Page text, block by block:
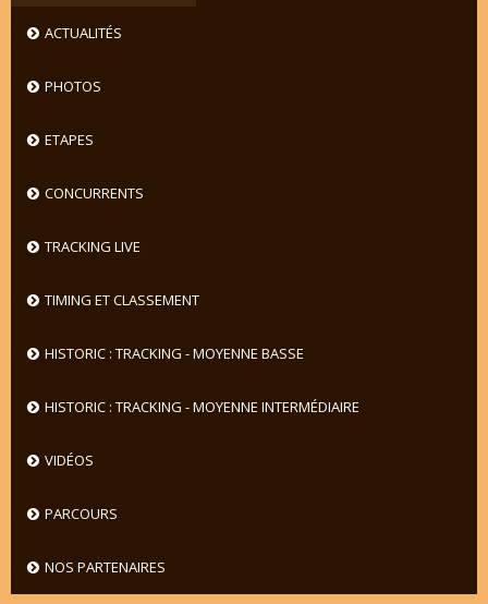
ACTUALITÉS
PHOTOS
ETAPES
CONCURRENTS
TRACKING LIVE
TIMING ET CLASSEMENT
HISTORIC : TRACKING - MOYENNE BASSE
HISTORIC : TRACKING - MOYENNE INTERMÉDIAIRE
VIDÉOS
PARCOURS
NOS PARTENAIRES